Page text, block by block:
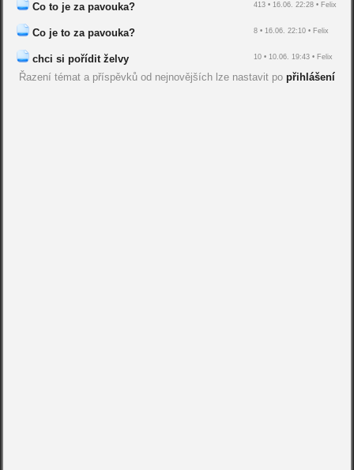
Co to je za pavouka? 413 • 16.06. 22:28 • Felix
Co je to za pavouka? 8 • 16.06. 22:10 • Felix
chci si pořídit želvy 10 • 10.06. 19:43 • Felix
Řazení témat a příspěvků od nejnovějších lze nastavit po přihlášení